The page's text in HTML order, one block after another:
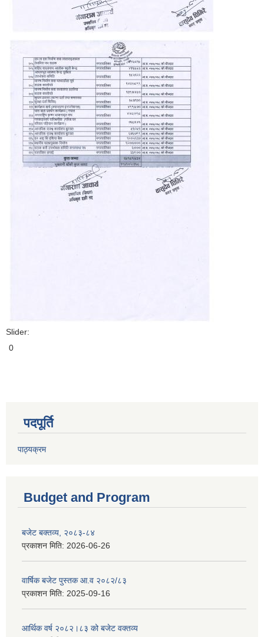
Slider:
0
पदपूर्ति
पाठ्यक्रम
Budget and Program
बजेट बक्तव्य, २०८३-८४
प्रकाशन मिति: 2026-06-26
वार्षिक बजेट पुस्तक आ.व २०८२/८३
प्रकाशन मिति: 2025-09-16
आर्थिक वर्ष २०८२।८३ को बजेट वक्तव्य